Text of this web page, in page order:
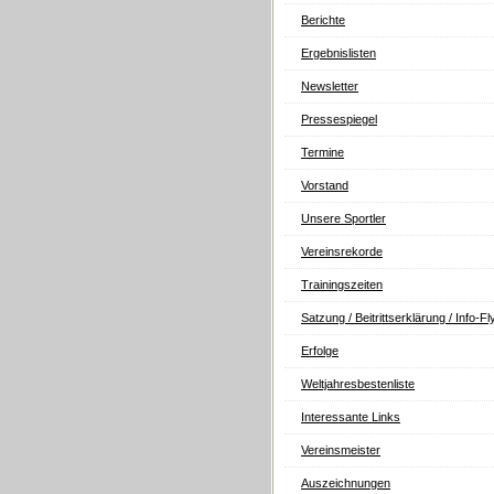
Berichte
Ergebnislisten
Newsletter
Pressespiegel
Termine
Vorstand
Unsere Sportler
Vereinsrekorde
Trainingszeiten
Satzung / Beitrittserklärung / Info-
Erfolge
Weltjahresbestenliste
Interessante Links
Vereinsmeister
Auszeichnungen